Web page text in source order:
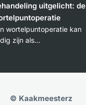
uitgelicht: de
wortelpuntoperatie kan
zijn als…
© Kaakmeesterz